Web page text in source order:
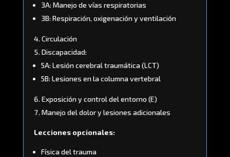
3A: Manejo de vías respiratorias
3B: Respiración, oxigenación y ventilación
Circulación
Discapacidad:
5A: Lesión cerebral traumática (LCT)
5B: Lesiones en la columna vertebral
Exposición y control del entorno (E)
Manejo del dolor y lesiones adicionales
Lecciones opcionales:
Física del trauma